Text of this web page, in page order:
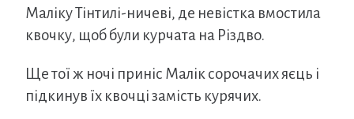
Маліку Тінтилі-ничеві, де невістка вмостила
квочку, щоб були курчата на Різдво.
Ще тої ж ночі приніс Малік сорочачих яєць і
підкинув їх квочці замість курячих.